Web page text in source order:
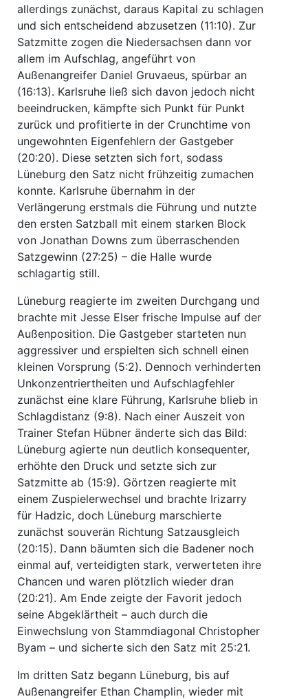
allerdings zunächst, daraus Kapital zu schlagen
und sich entscheidend abzusetzen (11:10). Zur
Satzmitte zogen die Niedersachsen dann vor
allem im Aufschlag, angeführt von
Außenangreifer Daniel Gruvaeus, spürbar an
(16:13). Karlsruhe ließ sich davon jedoch nicht
beeindrucken, kämpfte sich Punkt für Punkt
zurück und profitierte in der Crunchtime von
ungewohnten Eigenfehlern der Gastgeber
(20:20). Diese setzten sich fort, sodass
Lüneburg den Satz nicht frühzeitig zumachen
konnte. Karlsruhe übernahm in der
Verlängerung erstmals die Führung und nutzte
den ersten Satzball mit einem starken Block
von Jonathan Downs zum überraschenden
Satzgewinn (27:25) – die Halle wurde
schlagartig still.
Lüneburg reagierte im zweiten Durchgang und
brachte mit Jesse Elser frische Impulse auf der
Außenposition. Die Gastgeber starteten nun
aggressiver und erspielten sich schnell einen
kleinen Vorsprung (5:2). Dennoch verhinderten
Unkonzentriertheiten und Aufschlagfehler
zunächst eine klare Führung, Karlsruhe blieb in
Schlagdistanz (9:8). Nach einer Auszeit von
Trainer Stefan Hübner änderte sich das Bild:
Lüneburg agierte nun deutlich konsequenter,
erhöhte den Druck und setzte sich zur
Satzmitte ab (15:9). Görtzen reagierte mit
einem Zuspielerwechsel und brachte Irizarry
für Hadzic, doch Lüneburg marschierte
zunächst souverän Richtung Satzausgleich
(20:15). Dann bäumten sich die Badener noch
einmal auf, verteidigten stark, verwerteten ihre
Chancen und waren plötzlich wieder dran
(20:21). Am Ende zeigte der Favorit jedoch
seine Abgeklärtheit – auch durch die
Einwechslung von Stammdiagonal Christopher
Byam – und sicherte sich den Satz mit 25:21.
Im dritten Satz begann Lüneburg, bis auf
Außenangreifer Ethan Champlin, wieder mit